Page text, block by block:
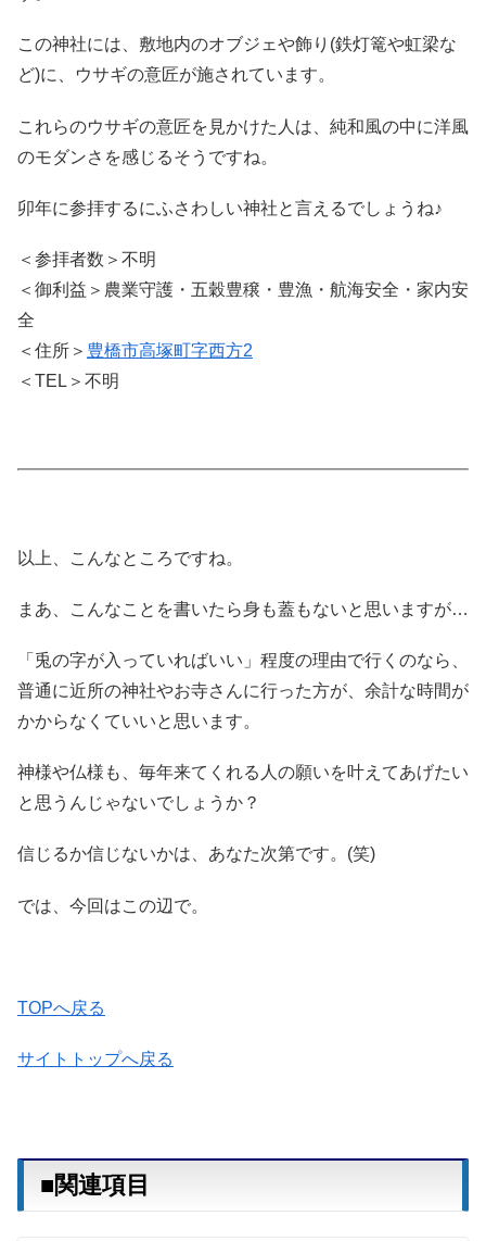
この神社には、敷地内のオブジェや飾り(鉄灯篭や虹梁な
ど)に、ウサギの意匠が施されています。
これらのウサギの意匠を見かけた人は、純和風の中に洋風
のモダンさを感じるそうですね。
卯年に参拝するにふさわしい神社と言えるでしょうね♪
＜参拝者数＞不明
＜御利益＞農業守護・五穀豊穣・豊漁・航海安全・家内安
全
＜住所＞ 豊橋市高塚町字西方2
＜TEL＞不明
以上、こんなところですね。
まあ、こんなことを書いたら身も蓋もないと思いますが…
「兎の字が入っていればいい」程度の理由で行くのなら、
普通に近所の神社やお寺さんに行った方が、余計な時間が
かからなくていいと思います。
神様や仏様も、毎年来てくれる人の願いを叶えてあげたい
と思うんじゃないでしょうか？
信じるか信じないかは、あなた次第です。(笑)
では、今回はこの辺で。
TOPへ戻る
サイトトップへ戻る
■関連項目